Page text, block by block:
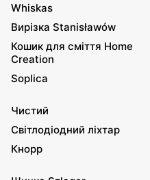
Whiskas
Вирізка Stanisławów
Кошик для сміття Home
Creation
Soplica
Чистий
Світлодіодний ліхтар
Кнорр